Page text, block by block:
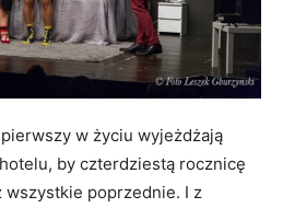
w życiu wyjeżdżają
by czterdziestą rocznicę
poprzednie. I z